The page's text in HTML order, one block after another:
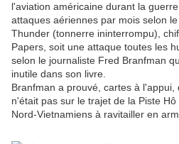
l'aviation américaine durant la
attaques aériennes par mois selon
Thunder (tonnerre ininterrompu),
Papers, soit une attaque toutes les
selon le journaliste Fred Branfman
inutile dans son livre.
Branfman a prouvé, cartes à
n'était pas sur le trajet de la Piste
Nord-Vietnamiens à ravitailler en